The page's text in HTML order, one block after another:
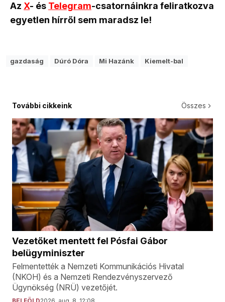
Az X- és Telegram-csatornáinkra feliratkozva
egyetlen hírről sem maradsz le!
gazdaság Dúró Dóra Mi Hazánk Kiemelt-bal
További cikkeink Összes
Vezetőket mentett fel Pósfai Gábor
belügyminiszter
Felmentették a Nemzeti Kommunikációs Hivatal
(NKOH) és a Nemzeti Rendezvényszervező
Ügynökség (NRÜ) vezetőjét.